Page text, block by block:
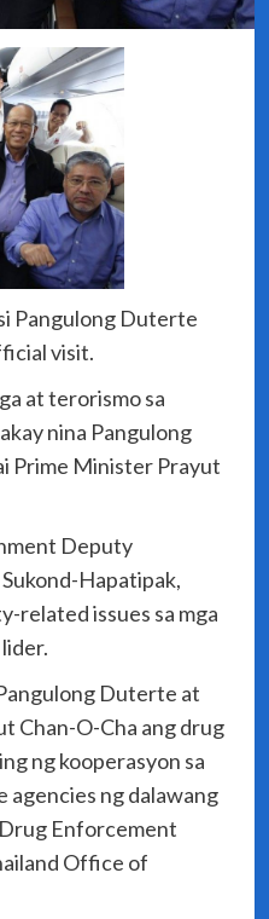
Pangulong Duterte
visit.
at terorismo sa
nina Pangulong
Prime Minister Prayut
Deputy
Hapatipak,
related issues sa mga
Duterte at
Chan-O-Cha ang drug
ng kooperasyon sa
ng dalawang
Enforcement
Office of